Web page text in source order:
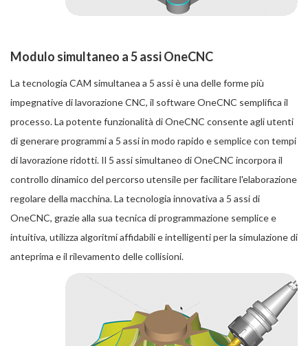
Modulo simultaneo a 5 assi OneCNC
La tecnologia CAM simultanea a 5 assi è una delle forme più
impegnative di lavorazione CNC, il software OneCNC semplifica il
processo. La potente funzionalità di OneCNC consente agli utenti
di generare programmi a 5 assi in modo rapido e semplice con tempi
di lavorazione ridotti. Il 5 assi simultaneo di OneCNC incorpora il
controllo dinamico del percorso utensile per facilitare l'elaborazione
regolare della macchina. La tecnologia innovativa a 5 assi di
OneCNC, grazie alla sua tecnica di programmazione semplice e
intuitiva, utilizza algoritmi affidabili e intelligenti per la simulazione di
anteprima e il rilevamento delle collisioni.